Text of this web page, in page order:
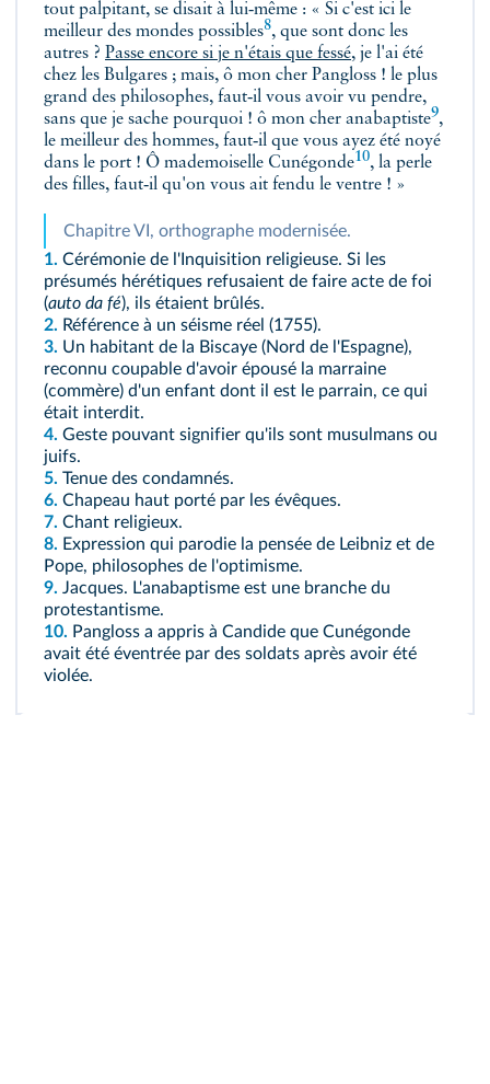
tout palpitant, se disait à lui‑même : « Si c'est ici le
meilleur des mondes possibles8, que sont donc les
autres ? Passe encore si je n'étais que fessé, je l'ai été
chez les Bulgares ; mais, ô mon cher Pangloss ! le plus
grand des philosophes, faut‑il vous avoir vu pendre,
sans que je sache pourquoi ! ô mon cher anabaptiste9,
le meilleur des hommes, faut‑il que vous ayez été noyé
dans le port ! Ô mademoiselle Cunégonde10, la perle
des filles, faut‑il qu'on vous ait fendu le ventre ! »
Chapitre VI, orthographe modernisée.
1. Cérémonie de l'Inquisition religieuse. Si les
présumés hérétiques refusaient de faire acte de foi
(auto da fé), ils étaient brûlés.
2. Référence à un séisme réel (1755).
3. Un habitant de la Biscaye (Nord de l'Espagne),
reconnu coupable d'avoir épousé la marraine
(commère) d'un enfant dont il est le parrain, ce qui
était interdit.
4. Geste pouvant signifier qu'ils sont musulmans ou
juifs.
5. Tenue des condamnés.
6. Chapeau haut porté par les évêques.
7. Chant religieux.
8. Expression qui parodie la pensée de Leibniz et de
Pope, philosophes de l'optimisme.
9. Jacques. L'anabaptisme est une branche du
protestantisme.
10. Pangloss a appris à Candide que Cunégonde
avait été éventrée par des soldats après avoir été
violée.